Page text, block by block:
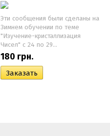
Эти сообщения были сделаны на
Зимнем обучении по теме
"Изучение-кристаллизация
Чисел" с 24 по 29...
180 грн.